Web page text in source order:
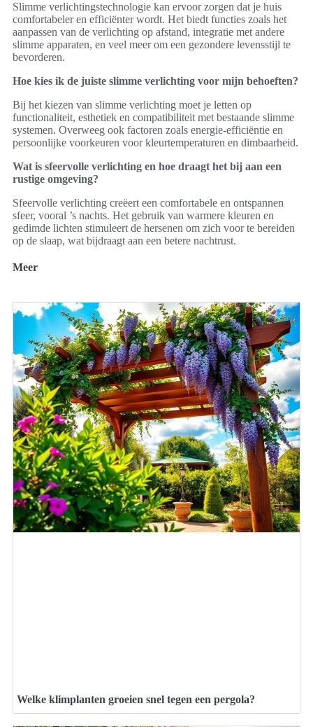
Slimme verlichtingstechnologie kan ervoor zorgen dat je huis
comfortabeler en efficiënter wordt. Het biedt functies zoals het
aanpassen van de verlichting op afstand, integratie met andere
slimme apparaten, en veel meer om een gezondere levensstijl te
bevorderen.
Hoe kies ik de juiste slimme verlichting voor mijn behoeften?
Bij het kiezen van slimme verlichting moet je letten op
functionaliteit, esthetiek en compatibiliteit met bestaande slimme
systemen. Overweeg ook factoren zoals energie-efficiëntie en
persoonlijke voorkeuren voor kleurtemperaturen en dimbaarheid.
Wat is sfeervolle verlichting en hoe draagt het bij aan een
rustige omgeving?
Sfeervolle verlichting creëert een comfortabele en ontspannen
sfeer, vooral ’s nachts. Het gebruik van warmere kleuren en
gedimde lichten stimuleert de hersenen om zich voor te bereiden
op de slaap, wat bijdraagt aan een betere nachtrust.
Meer
Welke klimplanten groeien snel tegen een pergola?